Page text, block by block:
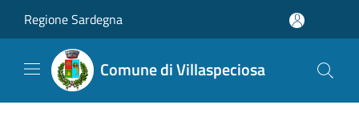
Regione Sardegna
Comune di Villaspeciosa